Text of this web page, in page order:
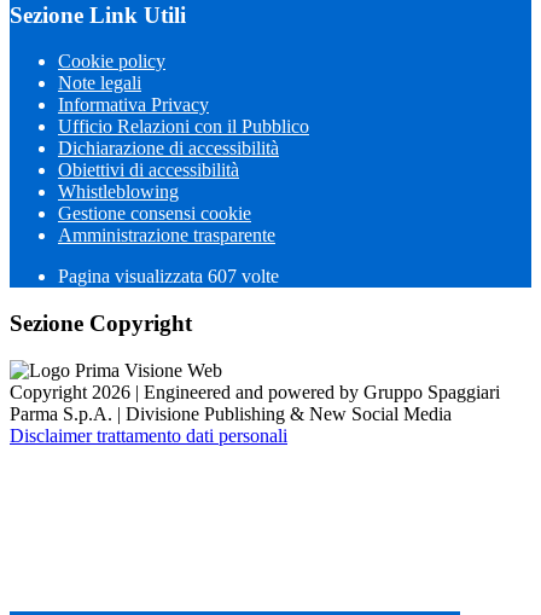
Sezione Link Utili
Cookie policy
Note legali
Informativa Privacy
Ufficio Relazioni con il Pubblico
Dichiarazione di accessibilità
Obiettivi di accessibilità
Whistleblowing
Gestione consensi cookie
Amministrazione trasparente
Pagina visualizzata 607 volte
Sezione Copyright
Copyright 2026 | Engineered and powered by Gruppo Spaggiari
Parma S.p.A. | Divisione Publishing & New Social Media
Disclaimer trattamento dati personali